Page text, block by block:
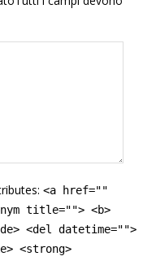
<a href=""
title=""> <b>
<del datetime="">
<strong>